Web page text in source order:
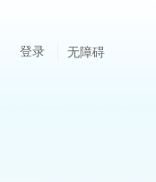
登录 无障碍